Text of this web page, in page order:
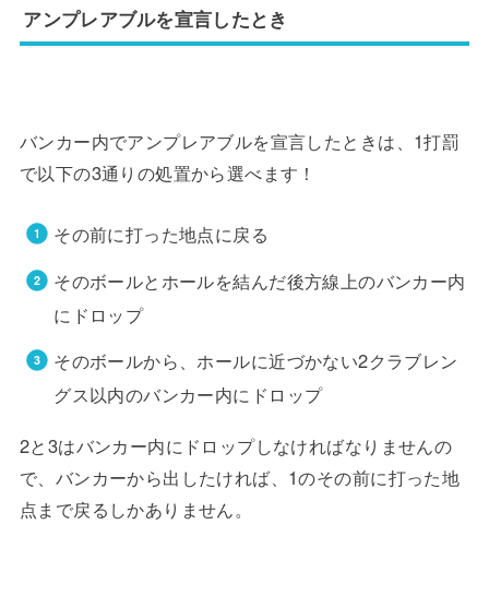
アンプレアブルを宣言したとき
バンカー内でアンプレアブルを宣言したときは、1打罰
で以下の3通りの処置から選べます！
その前に打った地点に戻る
そのボールとホールを結んだ後方線上のバンカー内
にドロップ
そのボールから、ホールに近づかない2クラブレン
グス以内のバンカー内にドロップ
2と3はバンカー内にドロップしなければなりませんの
で、バンカーから出したければ、1のその前に打った地
点まで戻るしかありません。